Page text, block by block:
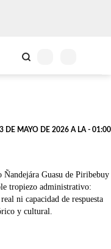
DE MAYO DE 2026 A LA - 01:00
Guasu de Piribebuy
tropiezo administrativo:
ni capacidad de respuesta
y cultural.